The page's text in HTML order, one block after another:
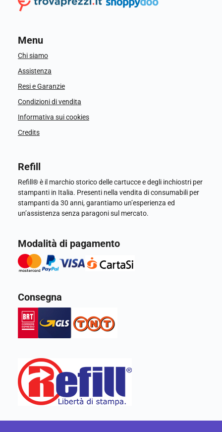
Menu
Chi siamo
Assistenza
Resi e Garanzie
Condizioni di vendita
Informativa sui cookies
Credits
Refill
Refill® è il marchio storico delle cartucce e degli inchiostri per
stampanti in Italia. Presenti nella vendita di consumabili per
stampanti da 30 anni, garantiamo un’esperienza ed
un’assistenza senza paragoni sul mercato.
Modalità di pagamento
Consegna